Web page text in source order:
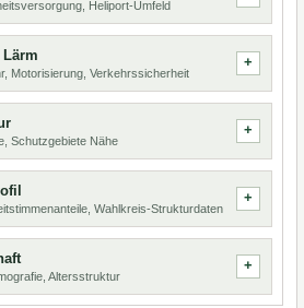
Heliport-Umfeld
Motorisierung, Verkehrssicherheit
Schutzgebiete Nähe
Wahlkreis-Strukturdaten
Altersstruktur